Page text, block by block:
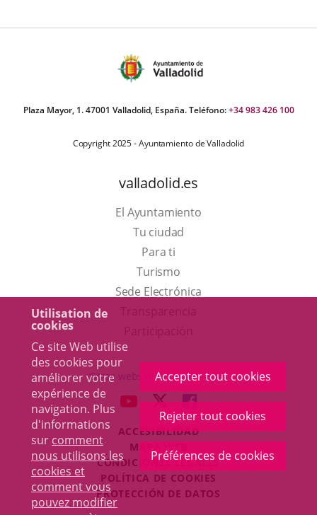
Utilisation de
cookies
Ce site Web utilise
des cookies pour
améliorer votre
expérience de
navigation. Plus
d'informations
sur comment
nous utilisons les
cookies et
comment vous
pouvez modifier
Accepter tout cookies
Rejeter tout cookies
Préférences de cookies
Plaza Mayor, 1. 47001 Valladolid, España. Teléfono:+34 983 426 100
Copyright 2025 - Ayuntamiento de Valladolid
valladolid.es
El Ayuntamiento
Tu ciudad
Para ti
TurismoEste
enlace
una
ventana
nueva.
Sede Electrónica
externa.
Otras webs del ayuntamiento
ENLACE
UNA
APLICACIÓN
EXTERNA.
ENLACE
A
UNA
APLICACIÓN
EXTERNA.
ENLACE
A
UNA
APLICACIÓN
EXTERNA.
ACCESIBILIDAD
MAPA WEB
CONDICIONES LEGALES
POLÍTICA DE COOKIES
PROTECCIÓN DE DATOS